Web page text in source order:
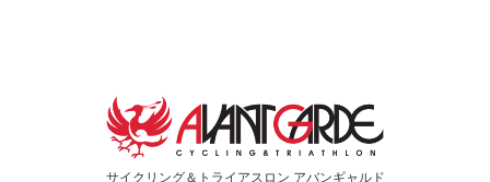
サイクリング＆トライアスロン アバンギャルド